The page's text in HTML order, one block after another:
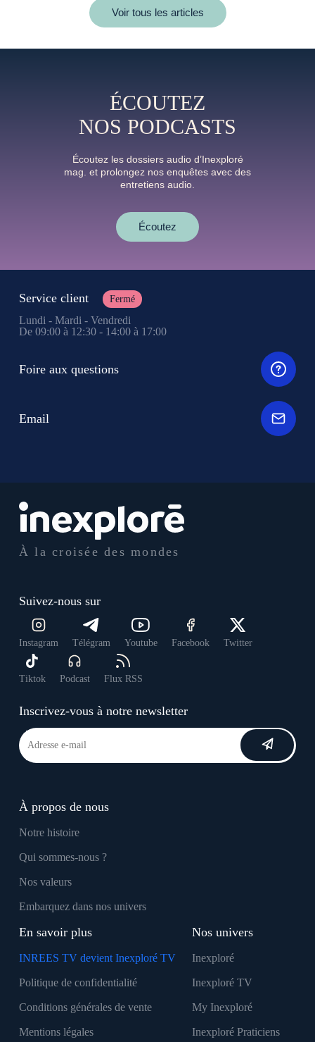
Voir tous les articles
ÉCOUTEZ
NOS PODCASTS
Écoutez les dossiers audio d’Inexploré
mag. et prolongez nos enquêtes avec des
entretiens audio.
Écoutez
À la croisée des mondes
Suivez-nous sur
Instagram Télégram Youtube Facebook Twitter
Tiktok Podcast Flux RSS
Inscrivez-vous à notre newsletter
À propos de nous
Notre histoire
Qui sommes-nous ?
Nos valeurs
Embarquez dans nos univers
En savoir plus
INREES TV devient Inexploré TV
Politique de confidentialité
Conditions générales de vente
Mentions légales
Nos univers
Inexploré
Inexploré TV
My Inexploré
Inexploré Praticiens
Service client Fermé
Lundi - Mardi - Vendredi
De 09:00 à 12:30 - 14:00 à 17:00
Foire aux questions
Email